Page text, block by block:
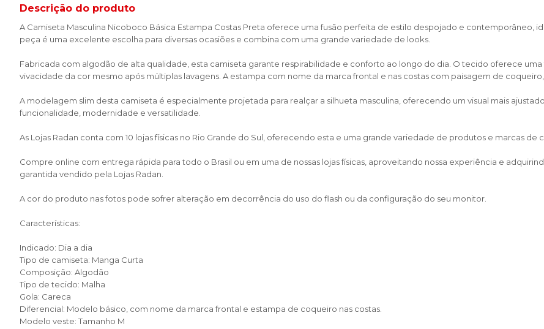
Descrição do produto
A Camiseta Masculina Nicoboco Básica Estampa Costas Preta oferece uma fusão perfeita de estilo despojado e contemporâneo,
peça é uma excelente escolha para diversas ocasiões e combina com uma grande variedade de looks.
Fabricada com algodão de alta qualidade, esta camiseta garante respirabilidade e conforto ao longo do dia. O tecido oferece
vivacidade da cor mesmo após múltiplas lavagens. A estampa com nome da marca frontal e nas costas com paisagem de
A modelagem slim desta camiseta é especialmente projetada para realçar a silhueta masculina, oferecendo um visual mais
funcionalidade, modernidade e versatilidade.
As Lojas Radan conta com 10 lojas físicas no Rio Grande do Sul, oferecendo esta e uma grande variedade de produtos e marcas
Compre online com entrega rápida para todo o Brasil ou em uma de nossas lojas físicas, aproveitando nossa experiência e
garantida vendido pela Lojas Radan.
A cor do produto nas fotos pode sofrer alteração em decorrência do uso do flash ou da configuração do seu monitor.
Características:
Indicado: Dia a dia
Tipo de camiseta: Manga Curta
Composição: Algodão
Tipo de tecido: Malha
Gola: Careca
Diferencial: Modelo básico, com nome da marca frontal e estampa de coqueiro nas costas.
Modelo veste: Tamanho M